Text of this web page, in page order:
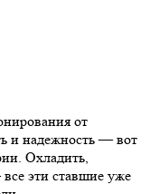
от
и надежность — вот
Охладить,
эти ставшие уже